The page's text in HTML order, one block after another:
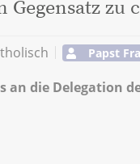
Gegensatz
Papst
an die Delegation